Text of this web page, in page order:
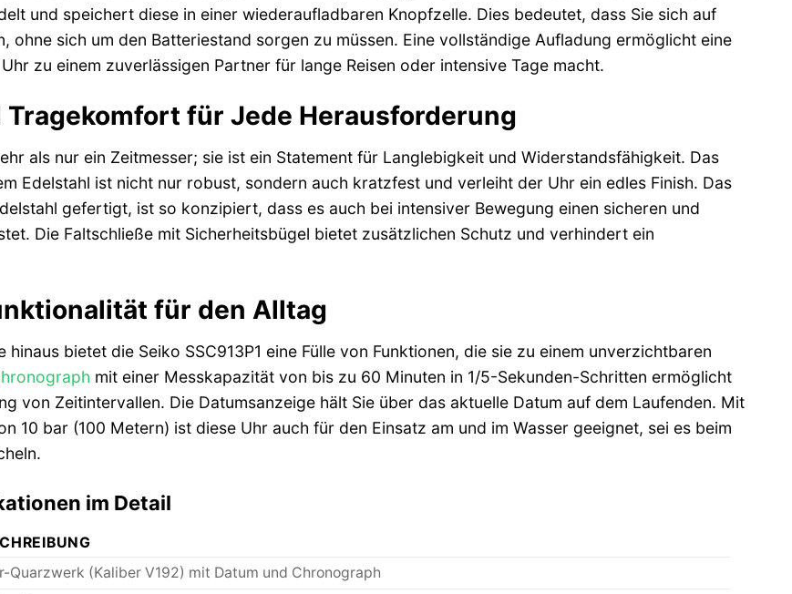
und speichert diese in einer wiederaufladbaren Knopfzelle. Dies bedeutet, dass Sie sich auf
ohne sich um den Batteriestand sorgen zu müssen. Eine vollständige Aufladung ermöglicht eine
zu einem zuverlässigen Partner für lange Reisen oder intensive Tage macht.
für Jede Herausforderung
als nur ein Zeitmesser; sie ist ein Statement für Langlebigkeit und Widerstandsfähigkeit. Das
Edelstahl ist nicht nur robust, sondern auch kratzfest und verleiht der Uhr ein edles Finish. Das
gefertigt, ist so konzipiert, dass es auch bei intensiver Bewegung einen sicheren und
Die Faltschließe mit Sicherheitsbügel bietet zusätzlichen Schutz und verhindert ein
für den Alltag
hinaus bietet die Seiko SSC913P1 eine Fülle von Funktionen, die sie zu einem unverzichtbaren
mit einer Messkapazität von bis zu 60 Minuten in 1/5-Sekunden-Schritten ermöglicht
von Zeitintervallen. Die Datumsanzeige hält Sie über das aktuelle Datum auf dem Laufenden. Mit
10 bar (100 Metern) ist diese Uhr auch für den Einsatz am und im Wasser geeignet, sei es beim
im Detail
Quarzwerk (Kaliber V192) mit Datum und Chronograph